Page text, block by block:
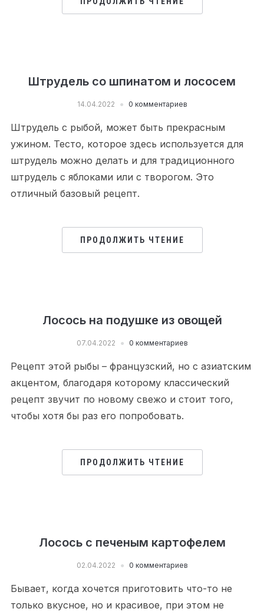
Штрудель со шпинатом и лососем
14.04.2022 0 комментариев
Штрудель с рыбой, может быть прекрасным
ужином. Тесто, которое здесь используется для
штрудель можно делать и для традиционного
штрудель с яблоками или с творогом. Это
отличный базовый рецепт.
ПРОДОЛЖИТЬ ЧТЕНИЕ
Лосось на подушке из овощей
07.04.2022 0 комментариев
Рецепт этой рыбы – французский, но с азиатским
акцентом, благодаря которому классический
рецепт звучит по новому свежо и стоит того,
чтобы хотя бы раз его попробовать.
ПРОДОЛЖИТЬ ЧТЕНИЕ
Лосось с печеным картофелем
02.04.2022 0 комментариев
Бывает, когда хочется приготовить что-то не
только вкусное, но и красивое, при этом не